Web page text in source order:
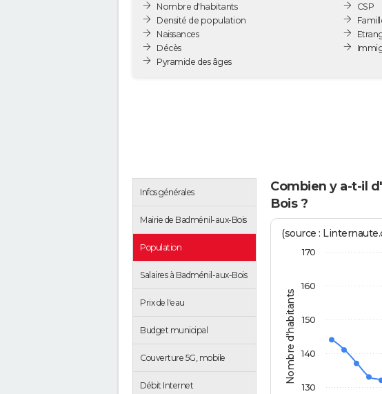
Nombre d'habitants
Densité de population
Naissances
Décès
Pyramide des âges
CSP
Infos générales
Mairie de Badménil-aux-Bois
Population
Salaires à Badménil-aux-Bois
Prix de l'eau
Budget municipal
Couverture 5G, mobile
Débit Internet
Combien y a-t-il
Bois ?
Nombre d'habitants
(source :
130
140
150
160
170